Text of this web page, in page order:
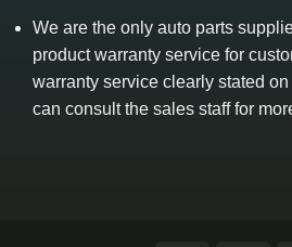
We are the only auto parts
product warranty service for
warranty service clearly stated
can consult the sales staff for